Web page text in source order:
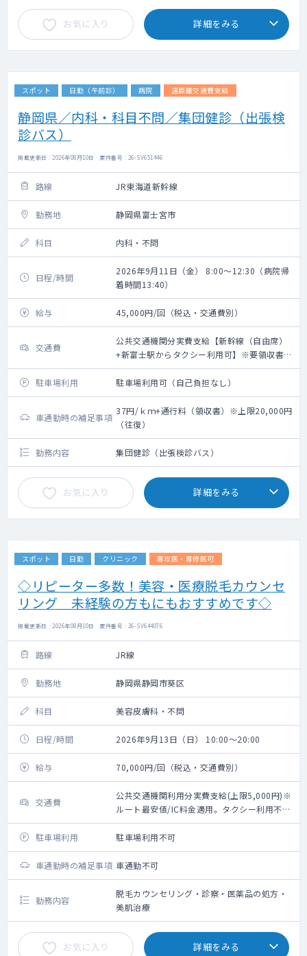
お気に入り 詳細をみる
スポット 日勤（午前診） 病院 遠距離交通費支給
静岡県／内科・科目不問／集団健診（出張検
診バス）
掲載更新日 : 2026年08月10日 案件番号 : 26-SV651446
路線 JR東海道新幹線
勤務地 静岡県富士宮市
科目 内科・不問
日程/時間
2026年9月11日（金） 8:00～12:30（病院帰
着時間13:40）
給与 45,000円/回（税込・交通費別）
交通費
公共交通機関分実費支給【新幹線（自由席）
+新富士駅からタクシー利用可】※要領収書・
上限20,000円（往復）
駐車場利用
駐車場利用可（自己負担なし）
車通勤時の補足事項
37円/ｋｍ+通行料（領収書）※上限20,000円
（往復）
勤務内容 集団健診（出張検診バス）
お気に入り 詳細をみる
スポット 日勤 クリニック 専攻医・専修医可
◇リピーター多数！美容・医療脱毛カウンセ
リング 未経験の方もにもおすすめです◇
掲載更新日 : 2026年08月10日 案件番号 : 26-SV644076
路線 JR線
勤務地 静岡県静岡市葵区
科目 美容皮膚科・不問
日程/時間 2026年9月13日（日） 10:00～20:00
給与 70,000円/回（税込・交通費別）
交通費
公共交通機関利用分実費支給(上限5,000円)※
ルート最安値/IC料金適用。タクシー利用不
可。
駐車場利用
駐車場利用不可
車通勤時の補足事項 車通勤不可
勤務内容
脱毛カウンセリング・診察・医薬品の処方・
美肌治療
お気に入り 詳細をみる